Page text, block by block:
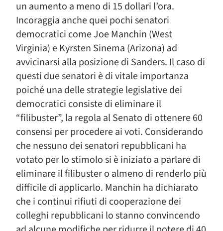
un aumento a meno di 15 dollari l’ora.
Incoraggia anche quei pochi senatori
democratici come Joe Manchin (West
Virginia) e Kyrsten Sinema (Arizona) ad
avvicinarsi alla posizione di Sanders. Il caso di
questi due senatori è di vitale importanza
poiché una delle strategie legislative dei
democratici consiste di eliminare il
“filibuster”, la regola al Senato di ottenere 60
consensi per procedere ai voti. Considerando
che nessuno dei senatori repubblicani ha
votato per lo stimolo si è iniziato a parlare di
eliminare il filibuster o almeno di renderlo più
difficile di applicarlo. Manchin ha dichiarato
che i continui rifiuti di cooperazione dei
colleghi repubblicani lo stanno convincendo